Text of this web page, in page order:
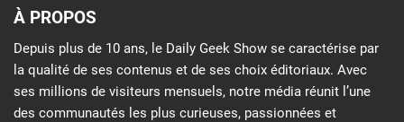
À PROPOS
Depuis plus de 10 ans, le Daily Geek Show se caractérise par
la qualité de ses contenus et de ses choix éditoriaux. Avec
ses millions de visiteurs mensuels, notre média réunit l’une
des communautés les plus curieuses, passionnées et